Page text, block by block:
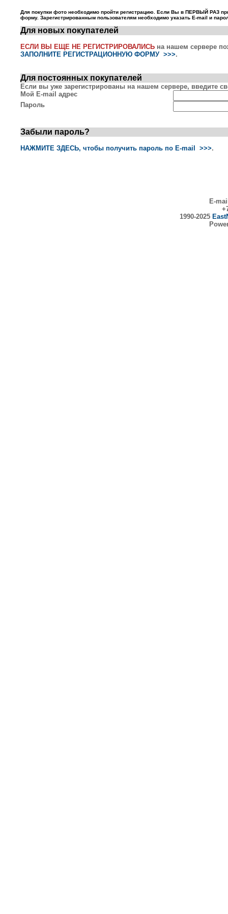
Для покупки фото необходимо пройти регистрацию. Если Вы в ПЕРВЫЙ РАЗ
форму. Зарегистрированным пользователям необходимо указать E-mail и
Для новых покупателей
ЕСЛИ ВЫ ЕЩЕ НЕ РЕГИСТРИРОВАЛИСЬ на нашем сервере
ЗАПОЛНИТЕ РЕГИСТРАЦИОННУЮ ФОРМУ >>>.
Для постоянных покупателей
Если вы уже зарегистрированы на нашем сервере, введите
Мой E-mail адрес
Пароль
Забыли пароль?
НАЖМИТЕ ЗДЕСЬ, чтобы получить пароль по E-mail >>>.
E-
1990-2025